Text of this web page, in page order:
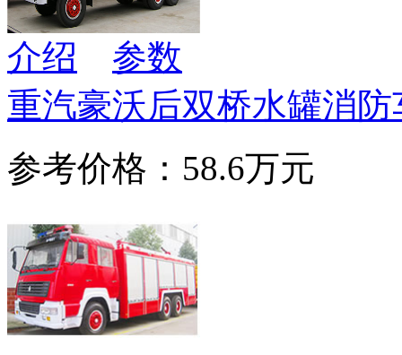
介绍
参数
重汽豪沃后双桥水罐消防
参考价格：58.6万元